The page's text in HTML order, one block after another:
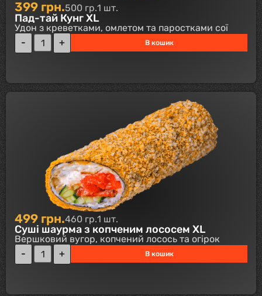
399 грн.500 гр.1 шт.
Пад-тай Кунг XL
Удон з креветками, омлетом та паростками сої
В кошик
499 грн.460 гр.1 шт.
Суші шаурма з копченим лососем XL
Вершковий вугор, копчений лосось та огірок
В кошик